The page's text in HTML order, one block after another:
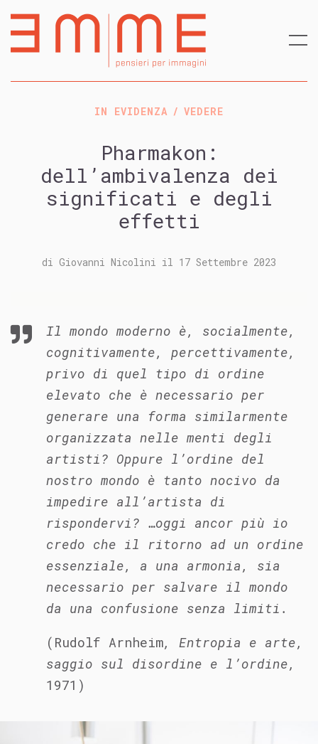
IN EVIDENZA VEDERE
Pharmakon:
dell’ambivalenza dei
significati e degli
effetti
di Giovanni Nicolini il 17 Settembre 2023
Il mondo moderno è, socialmente,
cognitivamente, percettivamente,
privo di quel tipo di ordine
elevato che è necessario per
generare una forma similarmente
organizzata nelle menti degli
artisti? Oppure l’ordine del
nostro mondo è tanto nocivo da
impedire all’artista di
rispondervi? …oggi ancor più io
credo che il ritorno ad un ordine
essenziale, a una armonia, sia
necessario per salvare il mondo
da una confusione senza limiti.
(Rudolf Arnheim, Entropia e arte,
saggio sul disordine e l’ordine,
1971)